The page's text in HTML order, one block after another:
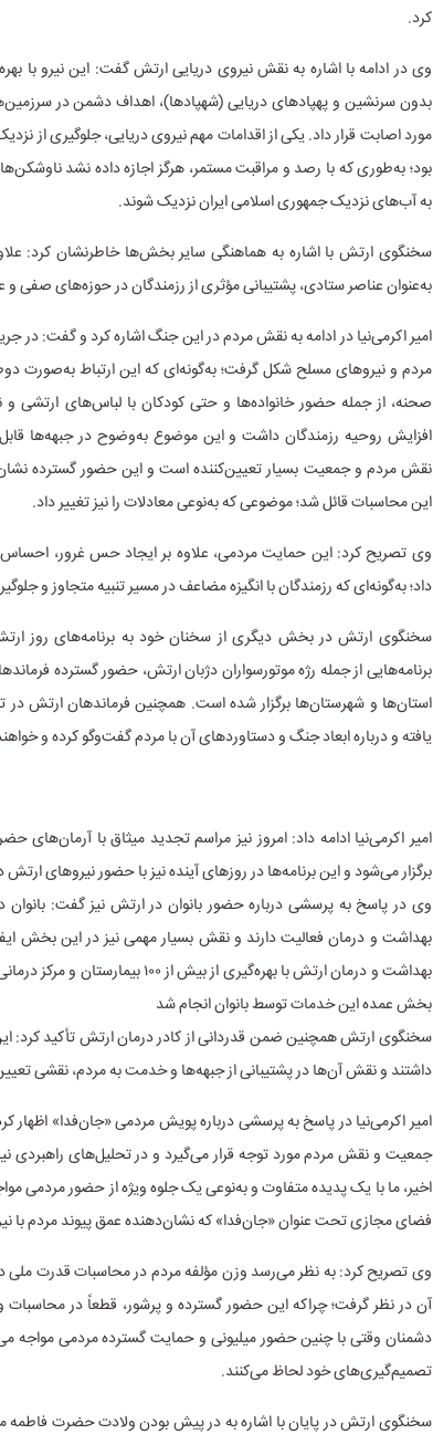
کرد.
وی در ادامه با اشاره به نقش نیروی دریایی ارتش گفت: این نیرو با
بدون سرنشین و پهپادهای دریایی (شهپادها)، اهداف دشمن در
مورد اصابت قرار داد. یکی از اقدامات مهم نیروی دریایی، جلوگیری از
بود؛ به‌طوری که با رصد و مراقبت مستمر، هرگز اجازه داده نشد
به آب‌های نزدیک جمهوری اسلامی ایران نزدیک شوند.
سخنگوی ارتش با اشاره به هماهنگی سایر بخش‌ها خاطرنشان کرد:
به‌عنوان عناصر ستادی، پشتیبانی مؤثری از رزمندگان در حوزه‌های صفی و
امیر اکرمی‌نیا در ادامه به نقش مردم در این جنگ اشاره کرد و گفت: در
مردم و نیروهای مسلح شکل گرفت؛ به‌گونه‌ای که این ارتباط به‌صورت
صحنه، از جمله حضور خانواده‌ها و حتی کودکان با لباس‌های ارتشی و
افزایش روحیه رزمندگان داشت و این موضوع به‌وضوح در جبهه‌ها
نقش مردم و جمعیت بسیار تعیین‌کننده است و این حضور گسترده
این محاسبات قائل شد؛ موضوعی که به‌نوعی معادلات را نیز تغییر داد.
وی تصریح کرد: این حمایت مردمی، علاوه بر ایجاد حس غرور، احساس
داد؛ به‌گونه‌ای که رزمندگان با انگیزه مضاعف در مسیر تنبیه متجاوز و
سخنگوی ارتش در بخش دیگری از سخنان خود به برنامه‌های روز ارتش
برنامه‌هایی از جمله رژه موتورسواران دژبان ارتش، حضور گسترده
استان‌ها و شهرستان‌ها برگزار شده است. همچنین فرماندهان ارتش
یافته و درباره ابعاد جنگ و دستاوردهای آن با مردم گفت‌وگو کرده‌ و
امیر اکرمی‌نیا ادامه داد: امروز نیز مراسم تجدید میثاق با
برگزار می‌شود و این برنامه‌ها در روزهای آینده نیز با حضور نیروهای
وی در پاسخ به پرسشی درباره حضور بانوان در ارتش نیز گفت:
بهداشت و درمان فعالیت دارند و نقش بسیار مهمی نیز در این بخش
بهداشت و درمان ارتش با بهره‌گیری از
بخش عمده این خدمات توسط بانوان انجام شد
سخنگوی ارتش همچنین ضمن قدردانی از کادر درمان ارتش تأکید کرد:
داشتند و نقش آن‌ها در پشتیبانی از جبهه‌ها و خدمت به مردم، نقشی
امیر اکرمی‌نیا در پاسخ به پرسشی درباره پویش مردمی «جان‌فدا» اظهار
جمعیت و نقش مردم مورد توجه قرار می‌گیرد و در تحلیل‌های راهبردی
اخیر، ما با یک پدیده متفاوت و به‌نوعی یک جلوه ویژه از حضور مردمی
فضای مجازی تحت عنوان «جان‌فدا» که نشان‌دهنده عمق پیوند مردم با
وی تصریح کرد: به نظر می‌رسد وزن مؤلفه مردم در محاسبات قدرت ملی
آن در نظر گرفت؛ چراکه این حضور گسترده و پرشور، قطعاً در محاسبات و
دشمنان وقتی با چنین حضور میلیونی و حمایت گسترده مردمی مواجه
تصمیم‌گیری‌های خود لحاظ می‌کنند.
سخنگوی ارتش در پایان با اشاره به در پیش بودن ولادت حضرت